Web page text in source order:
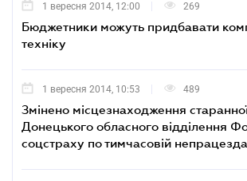
1 вересня 2014, 12:00 269
Бюджетники можуть придбавати
техніку
1 вересня 2014, 10:53 489
Змінено місцезнаходження
Донецького обласного відділення
соцстраху по тимчасовій